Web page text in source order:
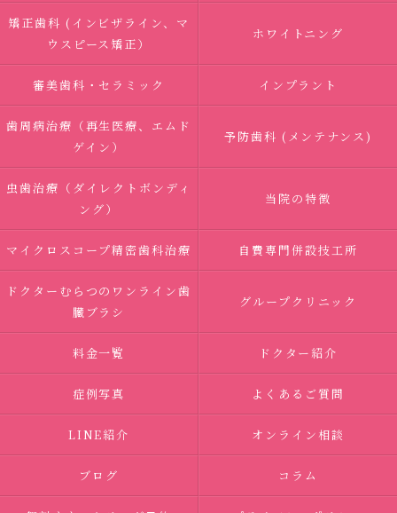
矯正歯科 (インビザライン、マ
ウスピース矯正）
ホワイトニング
審美歯科・セラミック インプラント
歯周病治療（再生医療、エムド
ゲイン）
予防歯科 (メンテナンス)
虫歯治療（ダイレクトボンディ
ング）
当院の特徴
マイクロスコープ精密歯科治療 自費専門併設技工所
ドクターむらつのワンライン歯
臓ブラシ
グループクリニック
料金一覧 ドクター紹介
症例写真 よくあるご質問
LINE紹介 オンライン相談
ブログ コラム